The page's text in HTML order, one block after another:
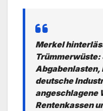
Merkel
Trümmerwüste:
Abgabenlasten,
deutsche
angeschlagene
Rentenkassen